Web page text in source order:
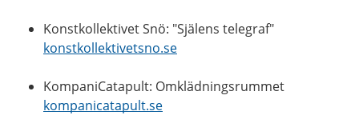
Konstkollektivet Snö: "Själens telegraf"
konstkollektivetsno.se
KompaniCatapult: Omklädningsrummet
kompanicatapult.se